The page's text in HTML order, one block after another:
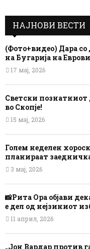
НАЈНОВИ ВЕСТИ
(Фото+видео) Дара со
на Бугарија на
17 мај, 2026
Светски познатниот
во Скопје!
15 мај, 2026
Голем неделен
планираат
3 мај, 2026
📸Рита Ора објави
е дел од нејзиниот
11 април, 2026
„Јон Вардар против